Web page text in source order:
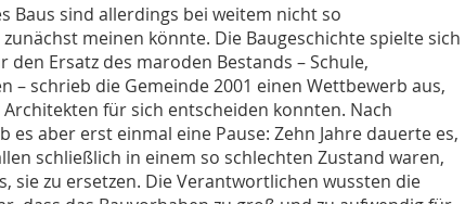
Baus sind allerdings bei weitem nicht so
meinen könnte. Die Baugeschichte spielte sich
den Ersatz des maroden Bestands – Schule,
– schrieb die Gemeinde 2001 einen Wettbewerb aus,
für sich entscheiden konnten. Nach
es aber erst einmal eine Pause: Zehn Jahre dauerte es,
schließlich in einem so schlechten Zustand waren,
sie zu ersetzen. Die Verantwortlichen wussten die